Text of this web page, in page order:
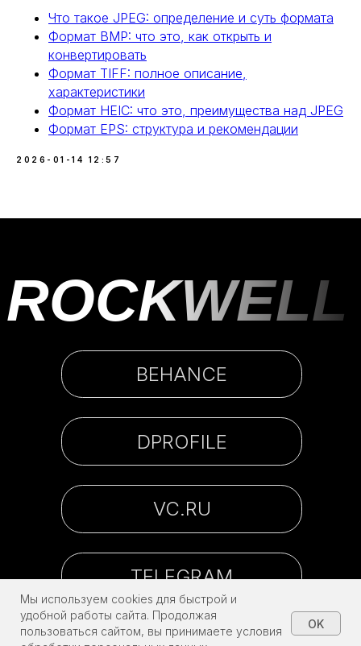
Мы используем cookies для быстрой и
удобной работы сайта. Продолжая
пользоваться сайтом, вы принимаете условия
OK
Что такое JPEG: определение и суть формата
Формат BMP: что это, как открыть и
конвертировать
Формат TIFF: полное описание,
характеристики
Формат HEIC: что это, преимущества над JPEG
Формат EPS: структура и рекомендации
2026-01-14 12:57